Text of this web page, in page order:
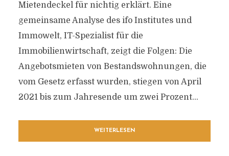
Mietendeckel für nichtig erklärt. Eine
gemeinsame Analyse des ifo Institutes und
Immowelt, IT-Spezialist für die
Immobilienwirtschaft, zeigt die Folgen: Die
Angebotsmieten von Bestandswohnungen, die
vom Gesetz erfasst wurden, stiegen von April
2021 bis zum Jahresende um zwei Prozent...
WEITERLESEN